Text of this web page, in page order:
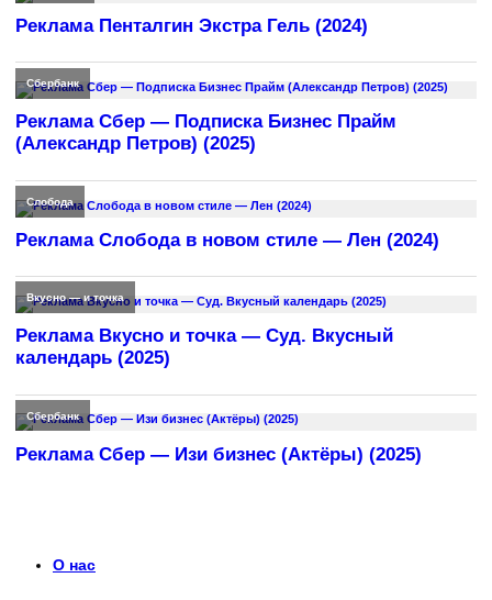
Реклама Пенталгин Экстра Гель (2024)
Сбербанк
Реклама Сбер — Подписка Бизнес Прайм
(Александр Петров) (2025)
Слобода
Реклама Слобода в новом стиле — Лен (2024)
Вкусно — и точка
Реклама Вкусно и точка — Суд. Вкусный
календарь (2025)
Сбербанк
Реклама Сбер — Изи бизнес (Актёры) (2025)
О нас